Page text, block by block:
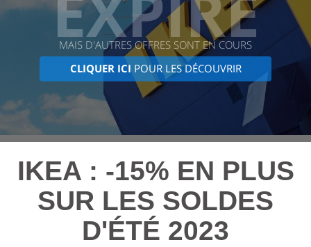
MAIS D'AUTRES OFFRES SONT EN COURS
CLIQUER ICIPOUR LES DÉCOUVRIR
IKEA : -15% EN PLUS
SUR LES SOLDES
D'ÉTÉ 2023